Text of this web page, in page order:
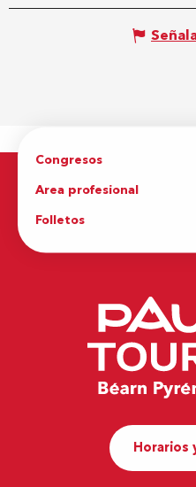
Congresos
Area profesional
Folletos
Horarios